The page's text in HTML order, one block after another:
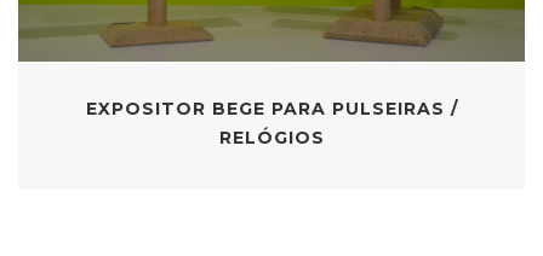
EXPOSITOR BEGE PARA PULSEIRAS /
RELÓGIOS